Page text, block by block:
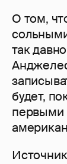
О том,
так
будет,
первыми